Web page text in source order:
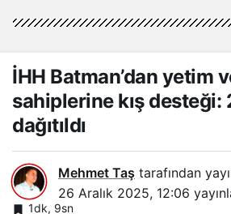
İHH Batman’dan yetim
sahiplerine kış
dağıtıldı
Mehmet Taş tarafından
26 Aralık 2025, 12:06
1dk, 9sn